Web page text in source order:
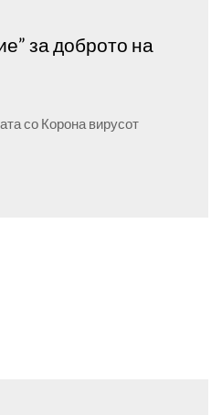
за доброто на
со Корона вирусот